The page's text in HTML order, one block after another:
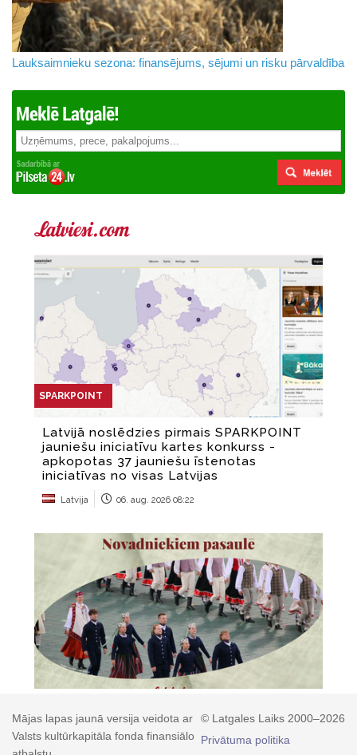
Lauksaimnieku sezona: finansējums, sējumi un risku pārvaldība
© Latgales Laiks 2000–2026
Privātuma politika
Mājas lapas jaunā versija veidota ar
Valsts kultūrkapitāla fonda finansiālo